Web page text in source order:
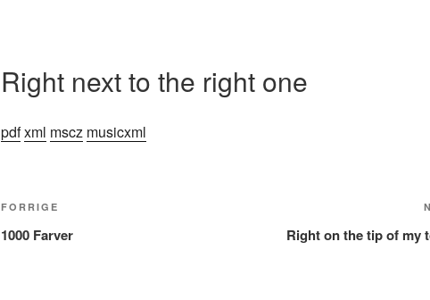
Right next to the right one
pdfxml mscz musicxml
Indlægsnavigation
Forrige
indlæg
FORRIGE
1000 Farver Right on the tip of my